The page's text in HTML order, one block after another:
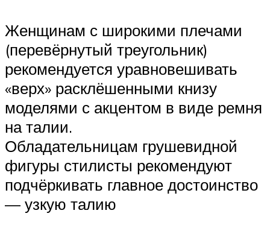
Женщинам с широкими плечами
(перевёрнутый треугольник)
рекомендуется уравновешивать
«верх» расклёшенными книзу
моделями с акцентом в виде ремня
на талии.
Обладательницам грушевидной
фигуры стилисты рекомендуют
подчёркивать главное достоинство
— узкую талию